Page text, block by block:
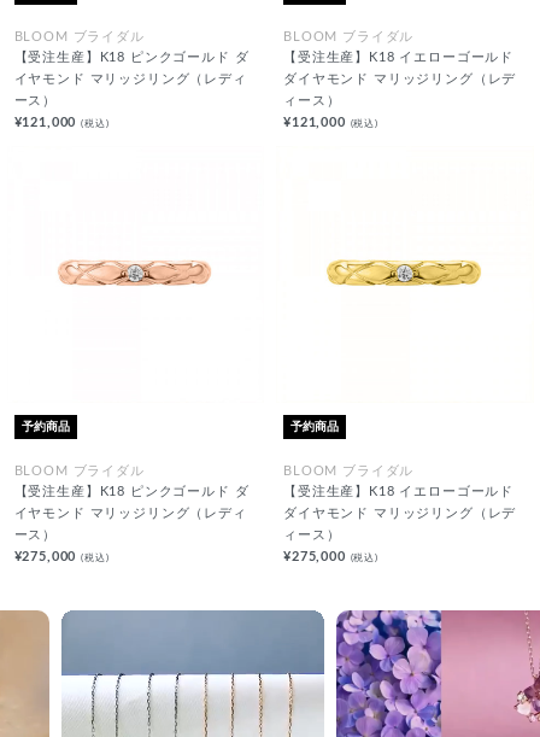
BLOOM ブライダル
【受注生産】K18 ピンクゴールド ダ
イヤモンド マリッジリング（レディ
ース）
¥121,000(税込)
BLOOM ブライダル
【受注生産】K18 イエローゴールド
ダイヤモンド マリッジリング（レデ
ィース）
¥121,000 (税込)
予約商品
BLOOM ブライダル
【受注生産】K18 ピンクゴールド ダ
イヤモンド マリッジリング（レディ
ース）
¥275,000(税込)
予約商品
BLOOM ブライダル
【受注生産】K18 イエローゴールド
ダイヤモンド マリッジリング（レデ
ィース）
¥275,000 (税込)